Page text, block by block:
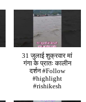
31 जुलाई शुक्रवार मां
गंगा के प्रातः कालीन
दर्शन #Follow
#highlight
#rishikesh